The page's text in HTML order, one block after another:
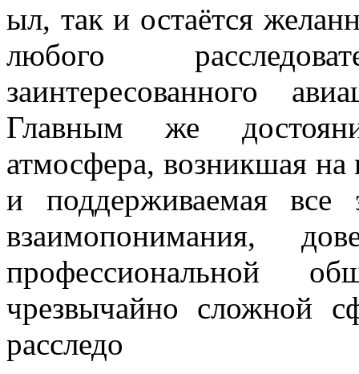
ыл, так и остаётся
любого
заинтересованного
Главным же
атмосфера, возникшая
и поддерживаемая
взаимопонимания,
профессиональной
чрезвычайно сложной
расследо